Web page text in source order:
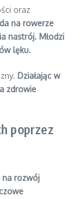
oraz
na rowerze
nastrój. Młodzi
lęku.
Działając w
zdrowie
poprzez
na rozwój